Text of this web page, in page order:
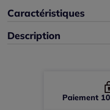
42 -En stock
44 -En stock
Caractéristiques
Description
Paiement